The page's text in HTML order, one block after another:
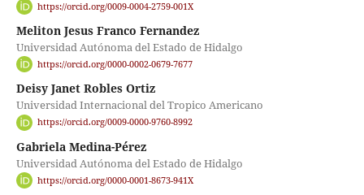
https://orcid.org/0009-0004-2759-001X
Meliton Jesus Franco Fernandez
Universidad Autónoma del Estado de Hidalgo
https://orcid.org/0000-0002-0679-7677
Deisy Janet Robles Ortiz
Universidad Internacional del Tropico Americano
https://orcid.org/0009-0000-9760-8992
Gabriela Medina-Pérez
Universidad Autónoma del Estado de Hidalgo
https://orcid.org/0000-0001-8673-941X